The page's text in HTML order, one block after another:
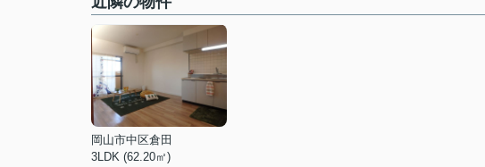
岡山市中区倉田
3LDK (62.20㎡)